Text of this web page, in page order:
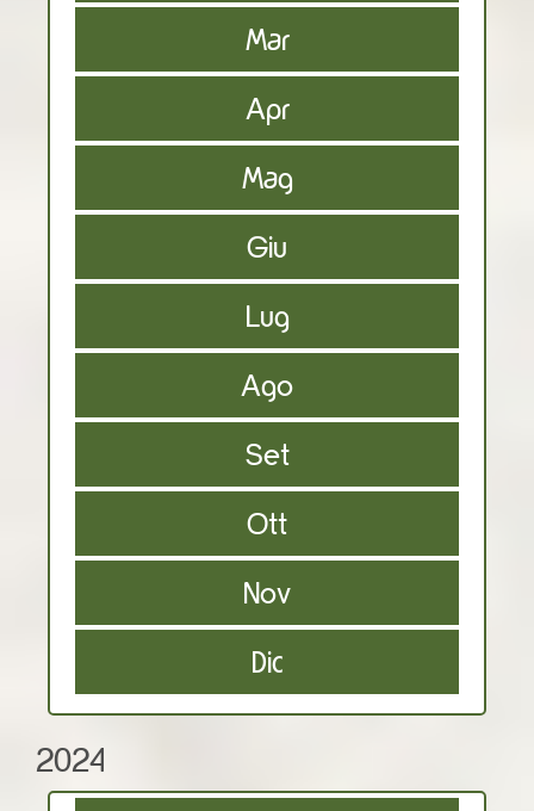
Mar
Apr
Mag
Giu
Lug
Ago
Set
Ott
Nov
Dic
2024